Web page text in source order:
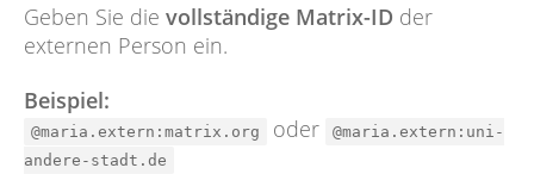
Geben Sie die vollständige Matrix-ID der
externen Person ein.
Beispiel:
@maria.extern:matrix.org oder
@maria.extern:uni-
andere-stadt.de